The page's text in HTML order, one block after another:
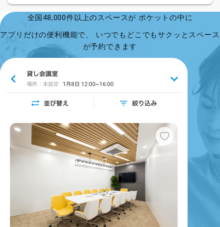
全国48,000件以上のスペースが ポケットの中に
アプリだけの便利機能で、 いつでもどこでもサクッとスペース
が予約できます